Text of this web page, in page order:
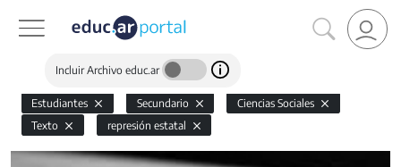
Incluir Archivo educ.ar
Estudiantes Secundario
Ciencias Sociales
Texto
represión estatal